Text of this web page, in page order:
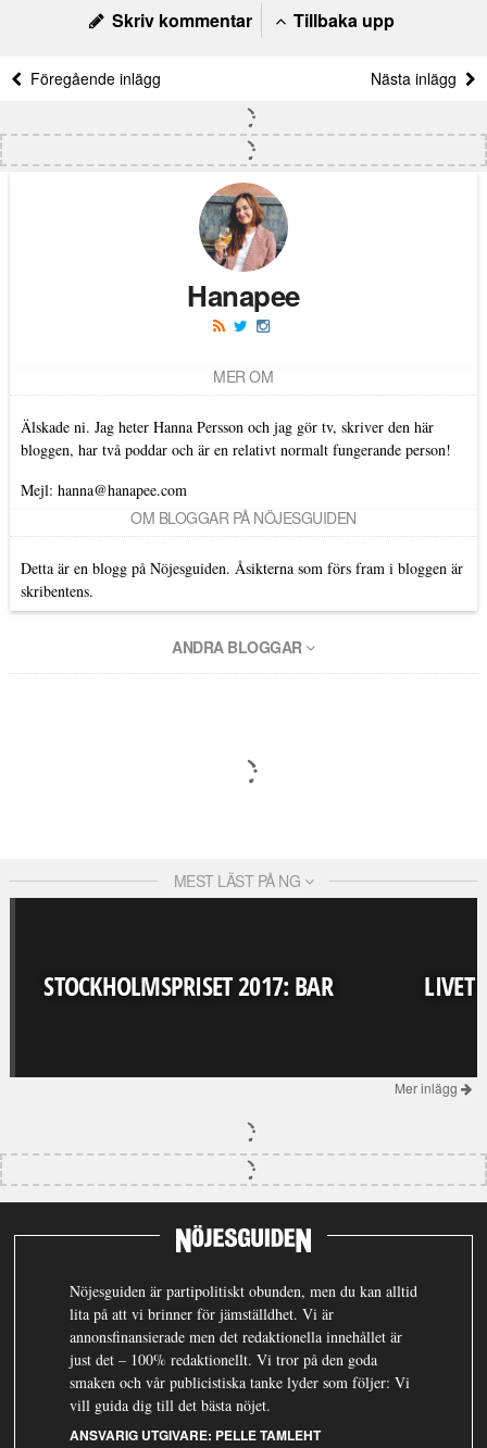
Skriv kommentar Tillbaka upp
Föregående inlägg Nästa inlägg
Hanapee
MER OM
Älskade ni. Jag heter Hanna Persson och jag gör tv, skriver den här
bloggen, har två poddar och är en relativt normalt fungerande person!
Mejl: hanna@hanapee.com
OM BLOGGAR PÅ NÖJESGUIDEN
Detta är en blogg på Nöjesguiden. Åsikterna som förs fram i bloggen är
skribentens.
ANDRA BLOGGAR
MEST LÄST PÅ NG
STOCKHOLMSPRISET 2017: BAR LIVET
Mer inlägg
Nöjesguiden är partipolitiskt obunden, men du kan alltid
lita på att vi brinner för jämställdhet. Vi är
annonsfinansierade men det redaktionella innehållet är
just det – 100% redaktionellt. Vi tror på den goda
smaken och vår publicistiska tanke lyder som följer: Vi
vill guida dig till det bästa nöjet.
ANSVARIG UTGIVARE: PELLE TAMLEHT